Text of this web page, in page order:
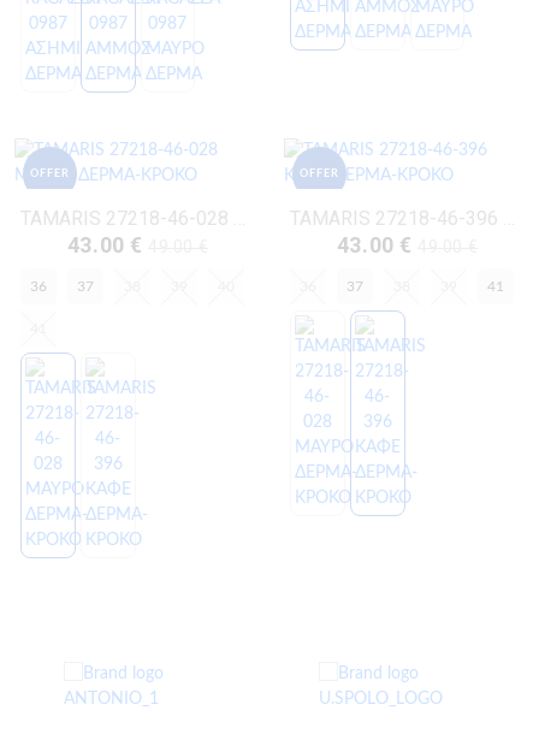
OFFER
TAMARIS 27218-46-028 ΜΑΥΡΟ ΔΕΡΜΑ-ΚΡΟΚΟ
43.00 €
36 37
OFFER
TAMARIS 27218-46-396 ΚΑΦΕ ΔΕΡΜΑ-ΚΡΟΚΟ
43.00 €
37 41